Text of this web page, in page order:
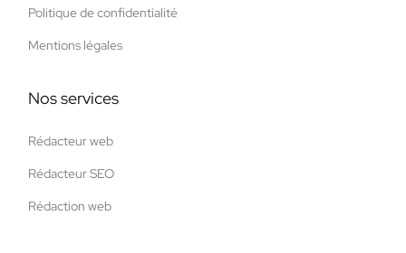
Politique de confidentialité
Mentions légales
Nos services
Rédacteur web
Rédacteur SEO
Rédaction web